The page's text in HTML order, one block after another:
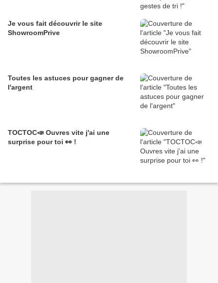
Je vous fait découvrir le site
ShowroomPrive
Toutes les astuces pour gagner de
l'argent
TOCTOC📣 Ouvres vite j'ai une
surprise pour toi 👀 !